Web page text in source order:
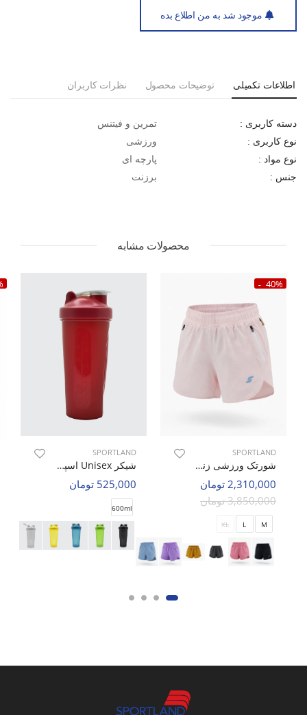
موجود شد به من اطلاع بده
اطلاعات تکمیلی توضیحات محصول نظرات کاربران
دسته کاربری : تمرین و فیتنس
نوع کاربری : ورزشی
نوع مواد : پارچه ای
جنس : برزنت
محصولات مشابه
40%
SPORTLAND
شورتک ورزشی زنانه اسپورتلند SHIFT Motion W
2,310,000 تومان
3,850,000 تومان
M
L
XL
SPORTLAND
شیکر Unisex اسپورتلند Core Shake U
525,000 تومان
600ml